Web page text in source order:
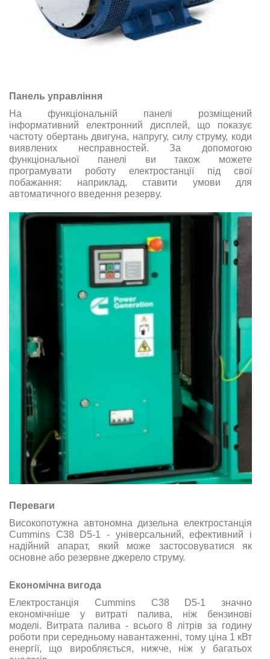
Панель управління
На функціональній панелі розміщений
інформативний електронний дисплей, що показує
частоту обертань двигуна, напругу, силу струму, коди
виявлених несправностей. За допомогою
функціональної панелі ви також можете
програмувати роботу електростанції під свої
побажання: наприклад, ставити умови для
автоматичного введення резерву.
Переваги
Високопотужна автономна дизельна електростанція
Cummins C38 D5-1 - універсальний, ефективний і
надійний апарат, який може застосовуватися як
основне або резервне джерело струму.
Економічна вигода
Електростанція Cummins C38 D5-1 значно
економічніше у витраті палива, ніж бензинові
моделі. Витрата палива - всього 8 літрів за годину
роботи при середньому навантаженні, тому ціна 1 кВт
енергії, що виробляється, нижче, ніж у багатьох